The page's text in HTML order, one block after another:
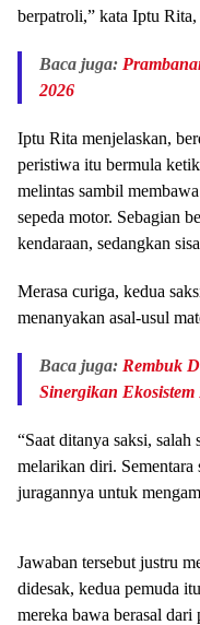
berpatroli,” kata Iptu Rita,
Baca juga:
2026
Iptu Rita menjelaskan,
peristiwa itu bermula
melintas sambil
sepeda motor. Sebagian
kendaraan, sedangkan
Merasa curiga, kedua
menanyakan asal-usul
Baca juga: Rembuk
Sinergikan Ekosistem
“Saat ditanya saksi, salah
melarikan diri.
juragannya untuk
Jawaban tersebut justru
didesak, kedua pemuda
mereka bawa berasal